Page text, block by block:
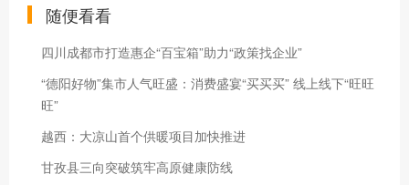
随便看看
四川成都市打造惠企“百宝箱”助力“政策找企业”
“德阳好物”集市人气旺盛：消费盛宴“买买买” 线上线下“旺旺
旺”
越西：大凉山首个供暖项目加快推进
甘孜县三向突破筑牢高原健康防线